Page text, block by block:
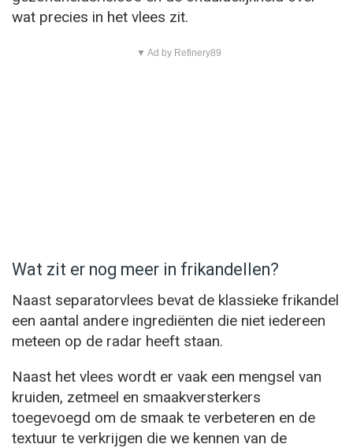
wat precies in het vlees zit.
▼ Ad by Refinery89
Wat zit er nog meer in frikandellen?
Naast separatorvlees bevat de klassieke frikandel
een aantal andere ingrediënten die niet iedereen
meteen op de radar heeft staan.
Naast het vlees wordt er vaak een mengsel van
kruiden, zetmeel en smaakversterkers
toegevoegd om de smaak te verbeteren en de
textuur te verkrijgen die we kennen van de